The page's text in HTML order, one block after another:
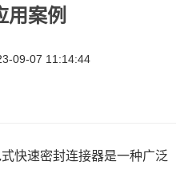
用案例
09-07 11:14:44
快速密封连接器是一种广泛